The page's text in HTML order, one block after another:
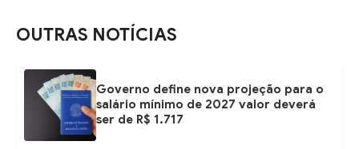
OUTRAS NOTÍCIAS
Governo define nova projeção para o
salário mínimo de 2027 valor deverá
ser de R$ 1.717